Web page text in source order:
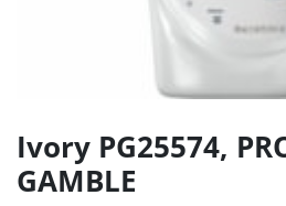
Ivory PG25574,
GAMBLE